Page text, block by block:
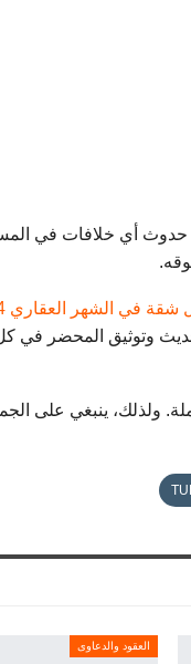
حدوث أي خلافات في
في الشهر العقاري 2024
وتوثيق المحضر في كل
ينبغي على
العقود والدعاوى